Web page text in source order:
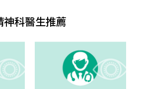
神科醫生推薦